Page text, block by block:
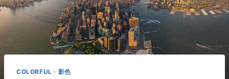
COLORFUL · 影色